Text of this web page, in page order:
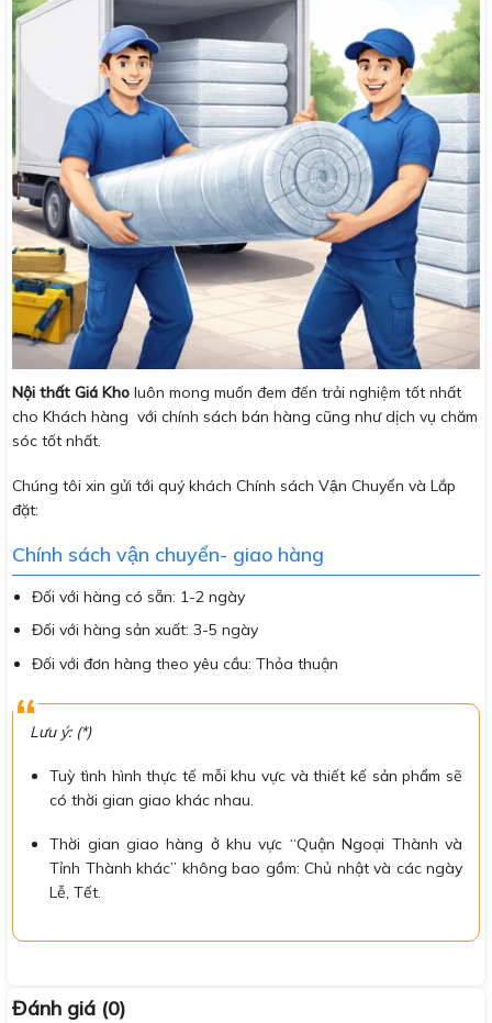
Nội thất Giá Kho luôn mong muốn đem đến trải nghiệm tốt nhất
cho Khách hàng với chính sách bán hàng cũng như dịch vụ chăm
sóc tốt nhất.
Chúng tôi xin gửi tới quý khách Chính sách Vận Chuyển và Lắp
đặt:
Chính sách vận chuyển- giao hàng
Đối với hàng có sẵn: 1-2 ngày
Đối với hàng sản xuất: 3-5 ngày
Đối với đơn hàng theo yêu cầu: Thỏa thuận
Lưu ý: (*)
Tuỳ tình hình thực tế mỗi khu vực và thiết kế sản phẩm sẽ
có thời gian giao khác nhau.
Thời gian giao hàng ở khu vực “Quận Ngoại Thành và
Tỉnh Thành khác” không bao gồm: Chủ nhật và các ngày
Lễ, Tết.
Đánh giá (0)